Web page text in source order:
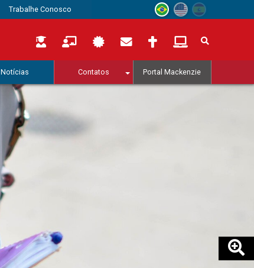
Trabalhe Conosco
Notícias Contatos Portal Mackenzie